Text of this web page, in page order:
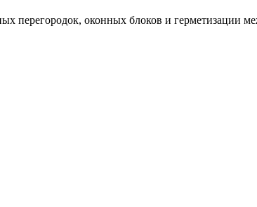
перегородок, оконных блоков и